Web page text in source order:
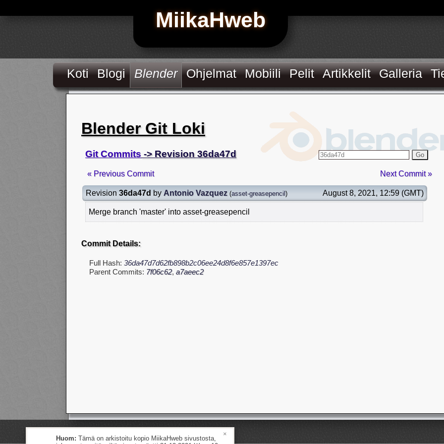
MiikaHweb
Koti Blogi Blender Ohjelmat Mobiili Pelit Artikkelit Galleria
Blender Git Loki
Git Commits -> Revision 36da47d Go
« Previous Commit Next Commit »
Revision 36da47d by Antonio Vazquez (asset-greasepencil) August 8, 2021, 12:59 (GMT)
Merge branch 'master' into asset-greasepencil
Commit Details:
Full Hash: 36da47d7d62fb898b2c06ee24d8f6e857e1397ec
Parent Commits: 7f06c62, a7aeec2
Huom: Tämä on arkistoitu kopio MiikaHweb sivustosta,
×